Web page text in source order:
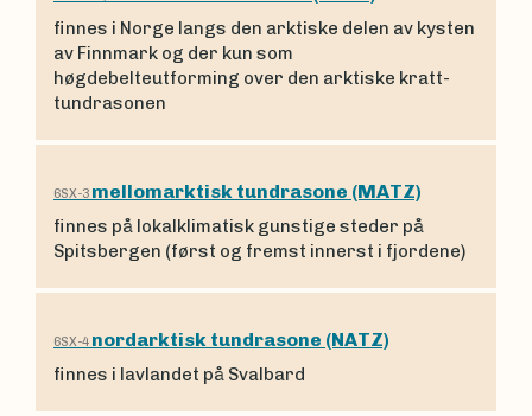
finnes i Norge langs den arktiske delen av kysten
av Finnmark og der kun som
høgdebelteutforming over den arktiske kratt-
tundrasonen
6SX-3 mellomarktisk tundrasone (MATZ)
finnes på lokalklimatisk gunstige steder på
Spitsbergen (først og fremst innerst i fjordene)
6SX-4 nordarktisk tundrasone (NATZ)
finnes i lavlandet på Svalbard